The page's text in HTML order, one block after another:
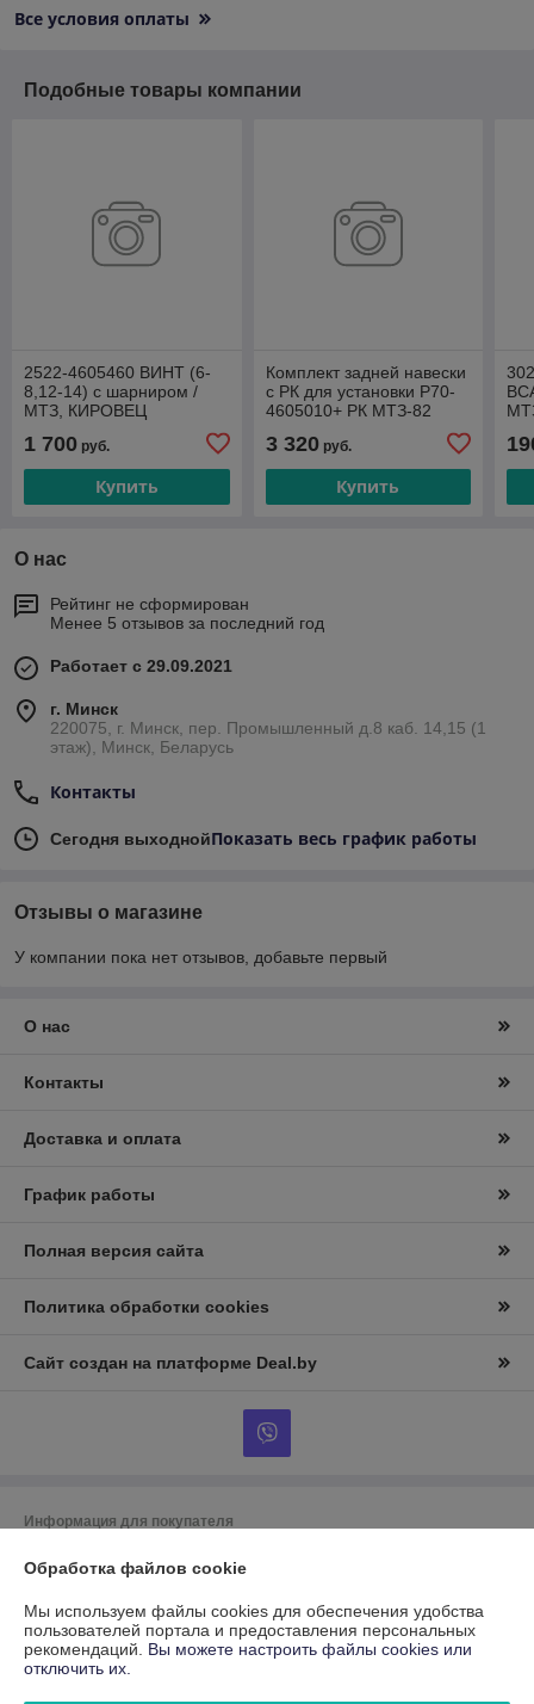
Все условия оплаты
Подобные товары компании
2522-4605460 ВИНТ (6-
8,12-14) с шарниром /
МТЗ, КИРОВЕЦ
1 700 руб.
Купить
Комплект задней навески
с РК для установки Р70-
4605010+ РК МТЗ-82
3 320руб.
Купить
О нас
Рейтинг не сформирован
Менее 5 отзывов за последний год
Работает с 29.09.2021
г. Минск
220075, г. Минск, пер. Промышленный д.8 каб. 14,15 (1
этаж), Минск, Беларусь
Контакты
Сегодня выходнойПоказать весь график работы
Отзывы о магазине
У компании пока нет отзывов, добавьте первый
О нас
Контакты
Доставка и оплата
График работы
Полная версия сайта
Политика обработки cookies
Сайт создан на платформе Deal.by
Информация для покупателя
Юридическое лицо:
Общество с ограниченной ответственностью
"АгроТракДеталь",
Регистрационный номер ЕГР: 193169756
УНП: 193169756
Обработка файлов cookie
Мы используем файлы cookies для обеспечения удобства
пользователей портала и предоставления персональных
рекомендаций. Вы можете настроить файлы cookies или
отключить их.